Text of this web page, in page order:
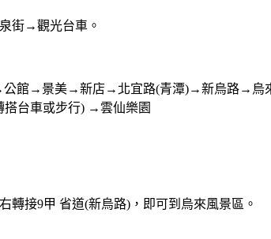
街→觀光台車。
公館→景美→新店→ 北宜路(青潭)→新烏路→ 烏
搭台車或步行) →雲仙樂園
轉接9甲 省道(新烏路) ，即可到烏來風景區。